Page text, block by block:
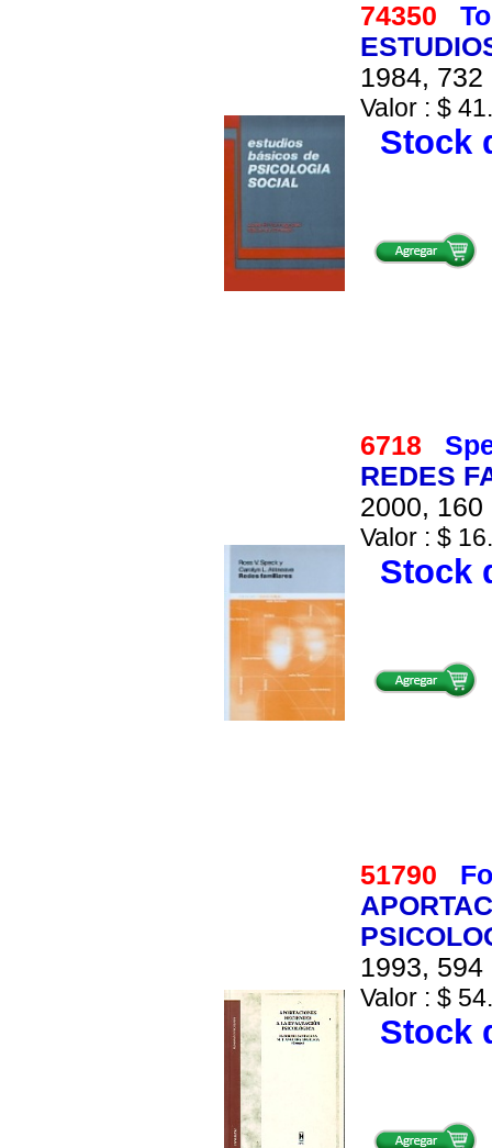
74350
1984,
Valor : $
Stock
6718
REDES
2000, 160
Valor : $
Stock
51790
1993,
Valor : $
Stock